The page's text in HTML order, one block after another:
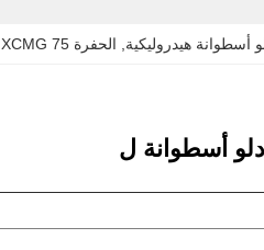
أسطوانة هيدروليكية الحفرة XCMG 75 أسطوانة هيدروليكية
أسطوانة ل